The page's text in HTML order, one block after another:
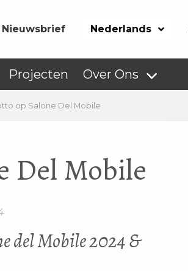
Nieuwsbrief Nederlands
Projecten Over Ons
op Salone Del Mobile
Del Mobile
del Mobile 2024 &